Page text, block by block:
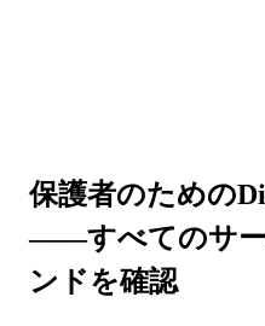
保護者のための
——すべてのサー
ンドを確認